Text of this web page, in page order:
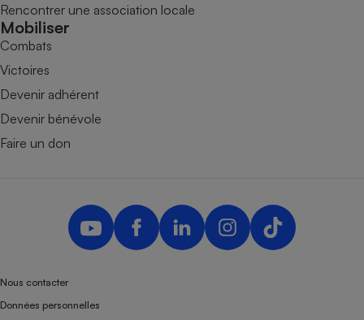
Rencontrer une association locale
Mobiliser
Combats
Victoires
Devenir adhérent
Devenir bénévole
Faire un don
Nous contacter
Données personnelles